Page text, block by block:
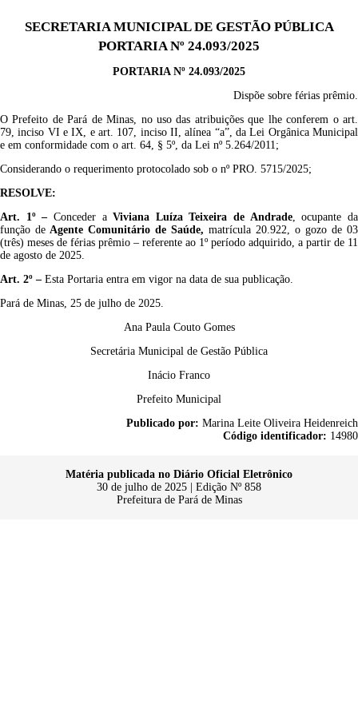
SECRETARIA MUNICIPAL DE GESTÃO PÚBLICA
PORTARIA Nº 24.093/2025
PORTARIA Nº 24.093/2025
Dispõe sobre férias prêmio.
O Prefeito de Pará de Minas, no uso das atribuições que lhe conferem o art.
79, inciso VI e IX, e art. 107, inciso II, alínea “a”, da Lei Orgânica Municipal
e em conformidade com o art. 64, § 5º, da Lei nº 5.264/2011;
Considerando o requerimento protocolado sob o nº PRO. 5715/2025;
RESOLVE:
Art. 1º– Conceder a Viviana Luíza Teixeira de Andrade, ocupanteda
função de Agente Comunitário de Saúde, matrícula 20.922, o gozo de 03
(três) meses de férias prêmio – referente ao 1º período adquirido, a partir de 11
de agosto de 2025.
Art. 2º – Esta Portaria entra em vigor na data de sua publicação.
Pará de Minas, 25 de julho de 2025.
Ana Paula Couto Gomes
Secretária Municipal de Gestão Pública
Inácio Franco
Prefeito Municipal
Publicado por: Marina Leite Oliveira Heidenreich
Código identificador: 14980
Matéria publicada no Diário Oficial Eletrônico
30 de julho de 2025 | Edição Nº 858
Prefeitura de Pará de Minas